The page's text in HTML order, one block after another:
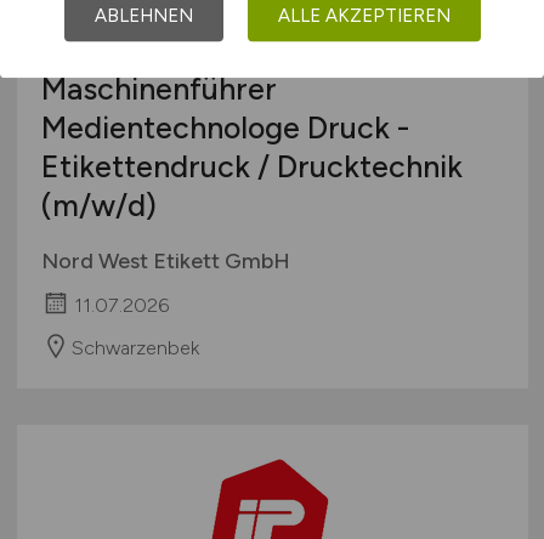
Maschinenführer
Medientechnologe Druck -
Etikettendruck / Drucktechnik
(m/w/d)
Nord West Etikett GmbH
11.07.2026
Schwarzenbek
ABLEHNEN ALLE AKZEPTIEREN